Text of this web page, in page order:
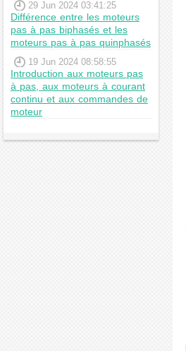
29 Jun 2024 03:41:25
Différence entre les moteurs
pas à pas biphasés et les
moteurs pas à pas quinphasés
19 Jun 2024 08:58:55
Introduction aux moteurs pas
à pas, aux moteurs à courant
continu et aux commandes de
moteur